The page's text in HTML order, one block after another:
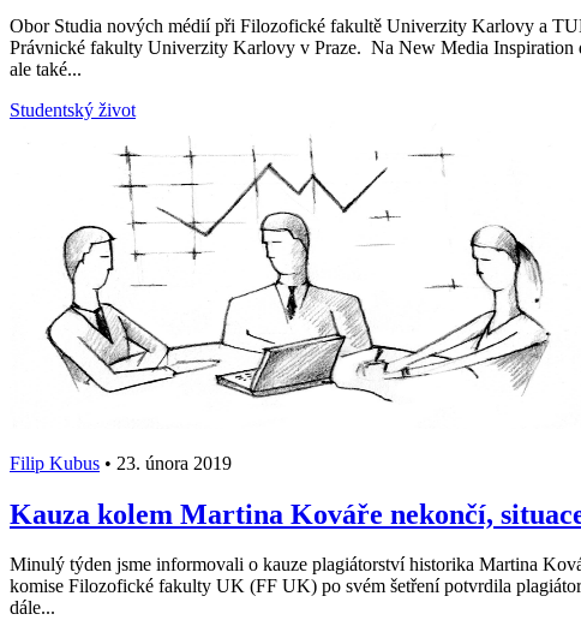
Obor Studia nových médií při Filozofické fakultě Univerzity Karlovy a
Právnické fakulty Univerzity Karlovy v Praze. Na New Media Inspiration
ale také...
Studentský život
Filip Kubus • 23. února 2019
Kauza kolem Martina Kováře nekončí,
Minulý týden jsme informovali o kauze plagiátorství historika Martina
komise Filozofické fakulty UK (FF UK) po svém šetření potvrdila
dále...